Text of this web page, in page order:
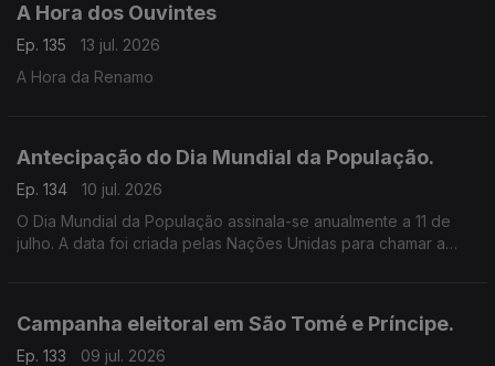
A Hora dos Ouvintes
Ep. 135
13 jul. 2026
A Hora da Renamo
Antecipação do Dia Mundial da População.
Ep. 134
10 jul. 2026
O Dia Mundial da População assinala-se anualmente a 11 de
julho. A data foi criada pelas Nações Unidas para chamar a
Campanha eleitoral em São Tomé e Príncipe.
Ep. 133
09 jul. 2026